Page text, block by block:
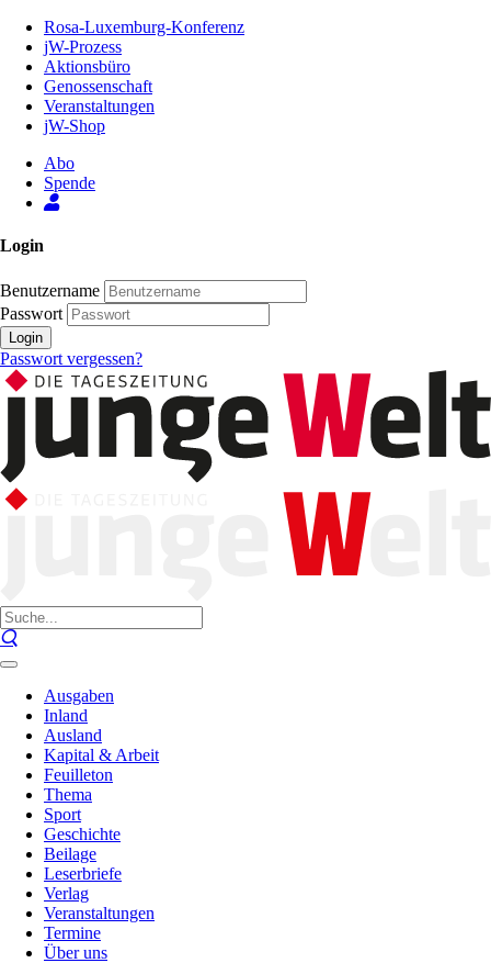
Inhalt
Seite
Rosa-Luxemburg-Konferenz
jW-Prozess
Aktionsbüro
Genossenschaft
Veranstaltungen
jW-Shop
Abo
Spende
Login
Benutzername
Passwort
Login
Passwort vergessen?
Ausgaben
Inland
Ausland
Kapital & Arbeit
Feuilleton
Thema
Sport
Geschichte
Beilage
Leserbriefe
Verlag
Veranstaltungen
Termine
Über uns